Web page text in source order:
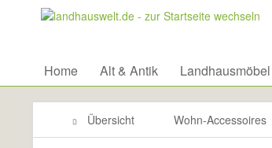
Home Alt & Antik Landhausmöbel
Übersicht Wohn-Accessoires